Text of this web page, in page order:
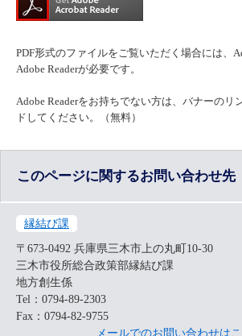
PDF形式のファイルをご覧いただく場合には、
Adobe Readerが必要です。
Adobe Readerをお持ちでない方は、バナーのリ
ドしてください。（無料）
このページに関するお問い合わせ先
縁結び課
〒673-0492 兵庫県三木市上の丸町10-30
三木市役所総合政策部縁結び課
地方創生係
Tel：0794-89-2303
Fax：0794-82-9755
メールでのお問い合わせは